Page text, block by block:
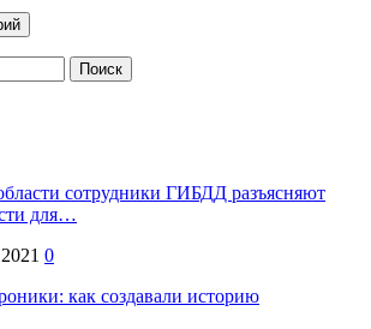
сотрудники ГИБДД разъясняют
для…
0
как создавали историю